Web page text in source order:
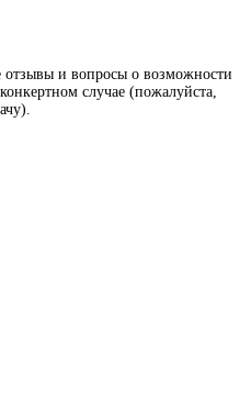
отзывы и вопросы о возможности
случае (пожалуйста,